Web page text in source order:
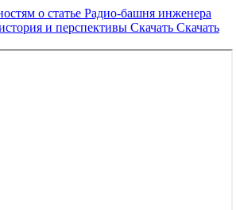
о статье Радио-башня инженера
и перспективы Скачать Скачать